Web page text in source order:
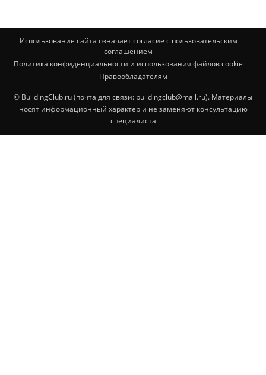
Использование сайта означает согласие с пользовательским
соглашением
Политика конфиденциальности и использования файлов cookie
Правообладателям
© BuildingClub.ru (почта для связи: buildingclub@mail.ru). Материалы
носят информационный характер и не заменяют консультацию
специалиста